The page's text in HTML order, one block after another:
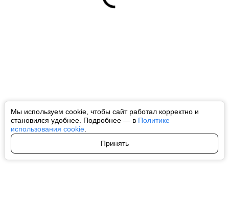
Мы используем cookie, чтобы сайт работал корректно и
становился удобнее. Подробнее — в Политике
использования cookie
Принять